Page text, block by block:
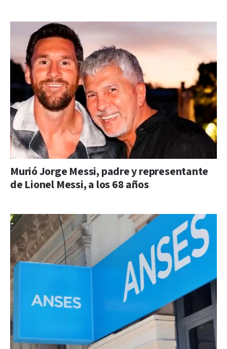
Murió Jorge Messi, padre y representante
de Lionel Messi, a los 68 años